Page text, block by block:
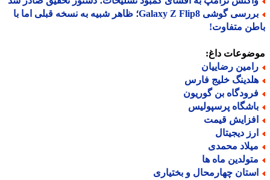
بررسی گوشی Galaxy Z Flip8؛ ظاهر شبیه به نسخه قبلی اما با
متفاوت!
داغ:
رضاییان
خلیج فارس
بن گوریون
پرسپولیس
قیمت
دیجیتال
محمدی
ماه ها
چهارمحال و بختیاری